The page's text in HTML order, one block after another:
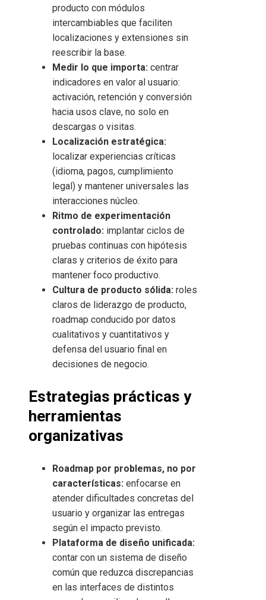
producto con módulos
intercambiables que faciliten
localizaciones y extensiones sin
reescribir la base.
Medir lo que importa: centrar
indicadores en valor al usuario:
activación, retención y conversión
hacia usos clave, no solo en
descargas o visitas.
Localización estratégica:
localizar experiencias críticas
(idioma, pagos, cumplimiento
legal) y mantener universales las
interacciones núcleo.
Ritmo de experimentación
controlado: implantar ciclos de
pruebas continuas con hipótesis
claras y criterios de éxito para
mantener foco productivo.
Cultura de producto sólida: roles
claros de liderazgo de producto,
roadmap conducido por datos
cualitativos y cuantitativos y
defensa del usuario final en
decisiones de negocio.
Estrategias prácticas y
herramientas
organizativas
Roadmap por problemas, no por
características: enfocarse en
atender dificultades concretas del
usuario y organizar las entregas
según el impacto previsto.
Plataforma de diseño unificada:
contar con un sistema de diseño
común que reduzca discrepancias
en las interfaces de distintos